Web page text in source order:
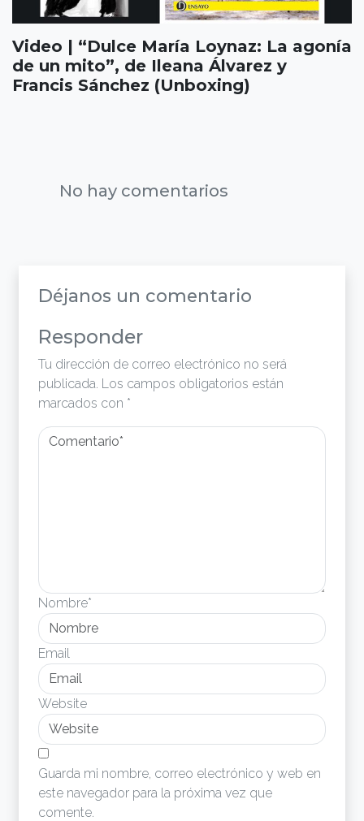
Video | “Dulce María Loynaz: La agonía
de un mito”, de Ileana Álvarez y
Francis Sánchez (Unboxing)
No hay comentarios
Déjanos un comentario
Responder
Tu dirección de correo electrónico no será
publicada. Los campos obligatorios están
marcados con *
Nombre*
Email
Website
Guarda mi nombre, correo electrónico y web en
este navegador para la próxima vez que
comente.